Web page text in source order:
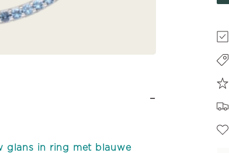
-
glans in ring met blauwe